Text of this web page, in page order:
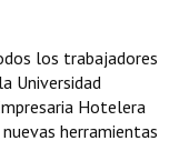
los trabajadores
Universidad
Hotelera
herramientas